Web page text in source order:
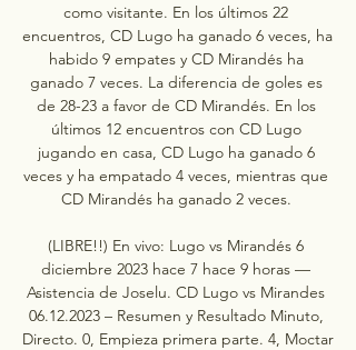
como visitante. En los últimos 22
encuentros, CD Lugo ha ganado 6 veces, ha
habido 9 empates y CD Mirandés ha
ganado 7 veces. La diferencia de goles es
de 28-23 a favor de CD Mirandés. En los
últimos 12 encuentros con CD Lugo
jugando en casa, CD Lugo ha ganado 6
veces y ha empatado 4 veces, mientras que
CD Mirandés ha ganado 2 veces.
(LIBRE!!) En vivo: Lugo vs Mirandés 6
diciembre 2023 hace 7 hace 9 horas —
Asistencia de Joselu. CD Lugo vs Mirandes
06.12.2023 – Resumen y Resultado Minuto,
Directo. 0, Empieza primera parte. 4, Moctar